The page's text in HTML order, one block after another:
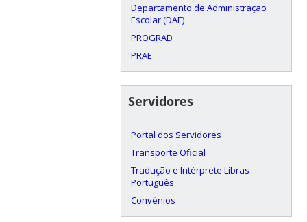
Departamento de Administração
Escolar (DAE)
PROGRAD
PRAE
Servidores
Portal dos Servidores
Transporte Oficial
Tradução e Intérprete Libras-
Português
Convênios